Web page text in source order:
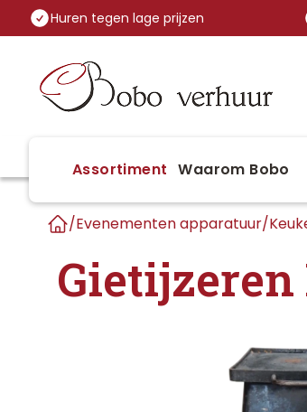
Huren tegen lage prijzen
Assortiment Waarom Bobo
/Evenementen apparatuur/
Gietijzeren